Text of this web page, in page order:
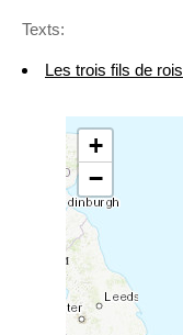
Texts:
Les trois fils de rois
+
−